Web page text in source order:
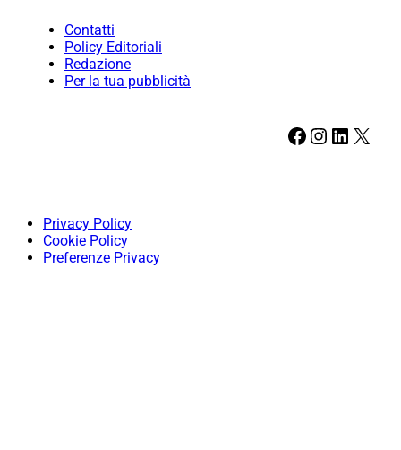
Contatti
Policy Editoriali
Redazione
Per la tua pubblicità
Facebook Instagram LinkedIn X
Privacy Policy
Cookie Policy
Preferenze Privacy